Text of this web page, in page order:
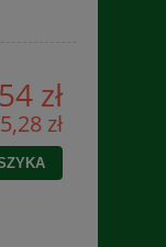
zł
zł